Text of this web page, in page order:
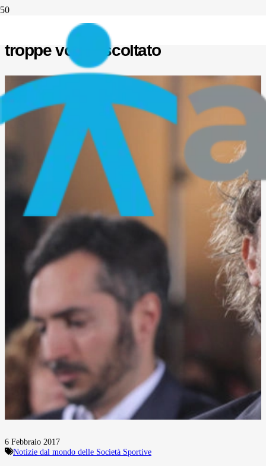
Rinnovare lo sport, un mantra
troppe volte ascoltato
6 Febbraio 2017
Notizie dal mondo delle Società Sportive